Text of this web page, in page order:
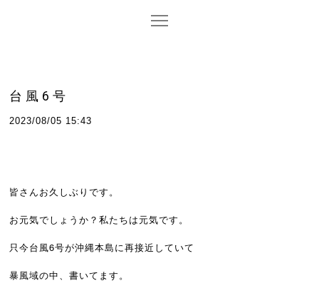
台風6号
2023/08/05 15:43
皆さんお久しぶりです。
お元気でしょうか？私たちは元気です。
只今台風6号が沖縄本島に再接近していて
暴風域の中、書いてます。